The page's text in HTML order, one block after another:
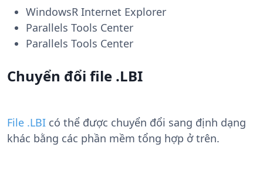
WindowsR Internet Explorer
Parallels Tools Center
Parallels Tools Center
Chuyển đổi file .LBI
File .LBI có thể được chuyển đổi sang định dạng
khác bằng các phần mềm tổng hợp ở trên.